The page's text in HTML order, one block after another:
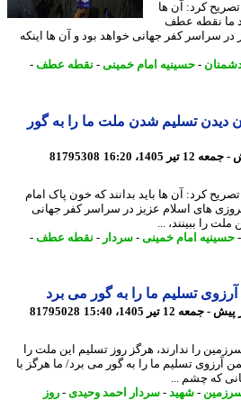
کرد: آن ها
نقطه عطف
کفر جهانی خواهد بود و آن ها اینکه
-حسینیه امام خمینی-نقطه عطف-
تسلیم شدن ملت ما را به گور
81795308
آن ها باید بدانند که خون پاک امام
اسلام عزیز در سراسر کفر جهانی
ببینند، ...
امام خمینی-سردار-نقطه عطف-
تسلیم ما را به گور می برد
81795028
ندارند، هرگز روز تسلیم این ملت را
تسلیم ما را به گور می برد/ ما هرگز با
که چشم ...
-شهید-سردار احمد وحیدی-روز